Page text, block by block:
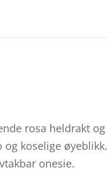
rosa heldrakt
koselige øyeblikk.
onesie.